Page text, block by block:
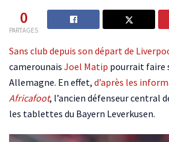
0
PARTAGES
Sans club depuis son départ de
camerounais Joel Matip pourrait faire
Allemagne. En effet, d’après les
Africafoot, l’ancien défenseur central
les tablettes du Bayern Leverkusen.